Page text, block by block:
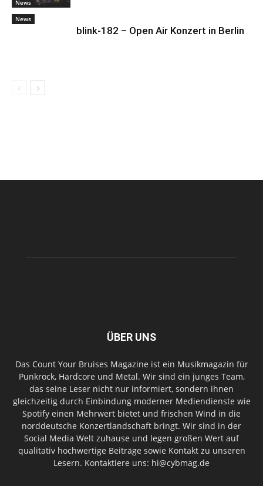
News
News
blink-182 – Open Air Konzert in Berlin
ÜBER UNS
Das Count Your Bruises Magazine ist ein Musikmagazin für
Punkrock, Hardcore und Metal. Wir sind ein junges Team,
das seine Leser nicht nur informiert, sondern ihnen
gleichzeitig durch Einbindung moderner Mediendienste wie
Spotify einen Mehrwert bietet und frischen Wind in die
norddeutsche Konzertlandschaft bringt. Wir sind in der
Social Media Welt zuhause und legen großen Wert auf
qualitativ hochwertige Beiträge sowie Kontakt zu unseren
Lesern. Kontaktiere uns: hi@cybmag.de